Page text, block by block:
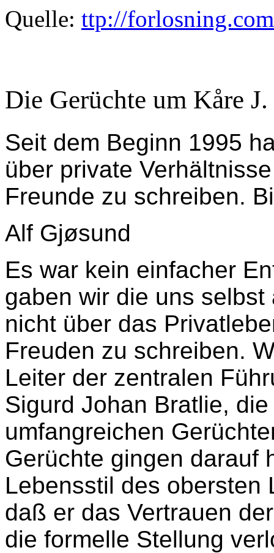
Quelle: ttp://
Die Gerüchte um Kåre
Seit dem Beginn 1995
über private
Freunde zu schreiben.
Alf Gjøsund
Es war kein einfacher
gaben wir die uns
nicht über das
Freuden zu schreiben.
Leiter der zentralen
Sigurd Johan Bratlie,
umfangreichen
Gerüchte gingen darauf
Lebensstil des obersten
daß er das Vertrauen
die formelle Stellung